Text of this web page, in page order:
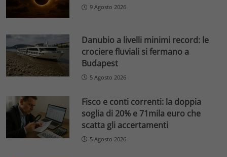
9 Agosto 2026
Danubio a livelli minimi record: le
crociere fluviali si fermano a
Budapest
5 Agosto 2026
Fisco e conti correnti: la doppia
soglia di 20% e 71mila euro che
scatta gli accertamenti
5 Agosto 2026